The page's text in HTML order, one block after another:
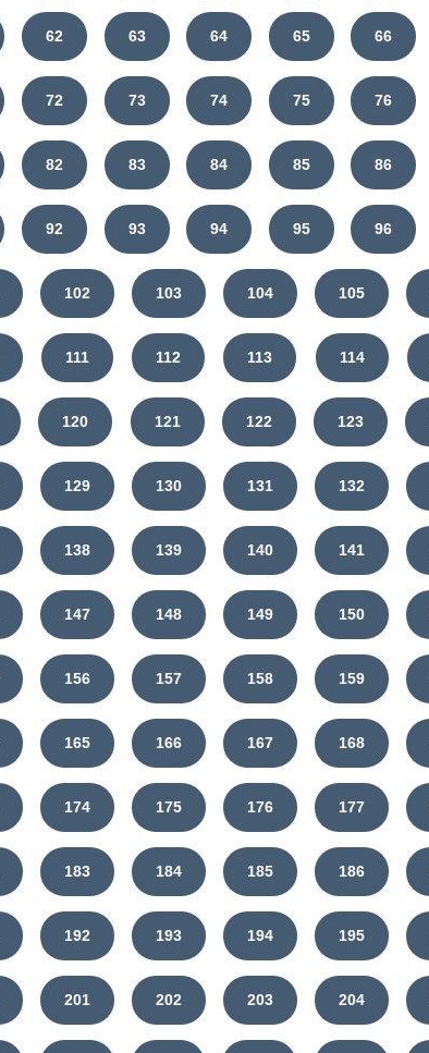
62 63 64 65 66
72 73 74 75 76
82 83 84 85 86
92 93 94 95 96
102 103 104 105
111 112 113 114
120 121 122 123
129 130 131 132
138 139 140 141
147 148 149 150
156 157 158 159
165 166 167 168
174 175 176 177
183 184 185 186
192 193 194 195
201 202 203 204